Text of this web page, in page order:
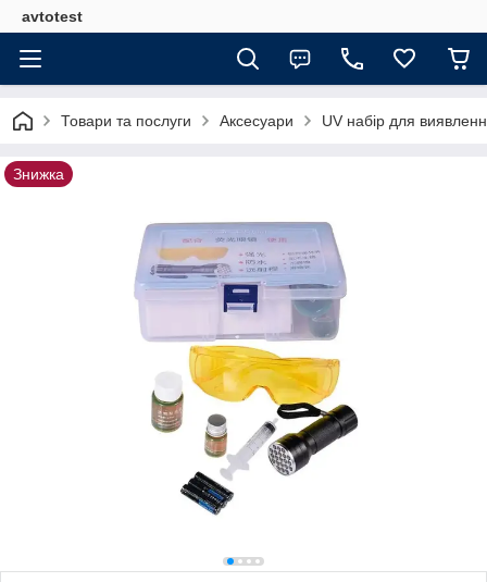
avtotest
Товари та послуги Аксесуари UV набір для
Знижка